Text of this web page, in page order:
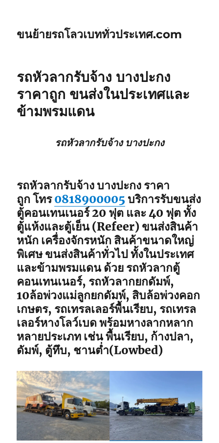
ขนย้ายรถโลวเบททั่วประเทศ.com
รถหัวลากรับจ้าง บางปะกง
ราคาถูก ขนส่งในประเทศและ
ข้ามพรมแดน
รถหัวลากรับจ้าง บางปะกง
รถหัวลากรับจ้าง บางปะกง ราคา
ถูก โทร0818900005 บริการรับขนส่ง
ตู้คอนเทนเนอร์ 20 ฟุต และ 40 ฟุต ทั้ง
ตู้แห้งและตู้เย็น (Refeer) ขนส่งสินค้า
หนัก เครื่องจักรหนัก สินค้าขนาดใหญ่
พิเศษ ขนส่งสินค้าทั่วไป ทั้งในประเทศ
และข้ามพรมแดน ด้วย รถหัวลากตู้
คอนเทนเนอร์, รถหัวลากยกดัมพ์,
10ล้อพ่วงแม่ลูกยกดัมพ์, สิบล้อพ่วงคอก
เกษตร, รถเทรลเลอร์พื้นเรียบ, รถเทรล
เลอร์หางโลว์เบด พร้อมหางลากหลาก
หลายประเภท เช่น พื้นเรียบ, ก้างปลา,
ดัมพ์, ตู้ทึบ, ชานต่ำ(Lowbed)